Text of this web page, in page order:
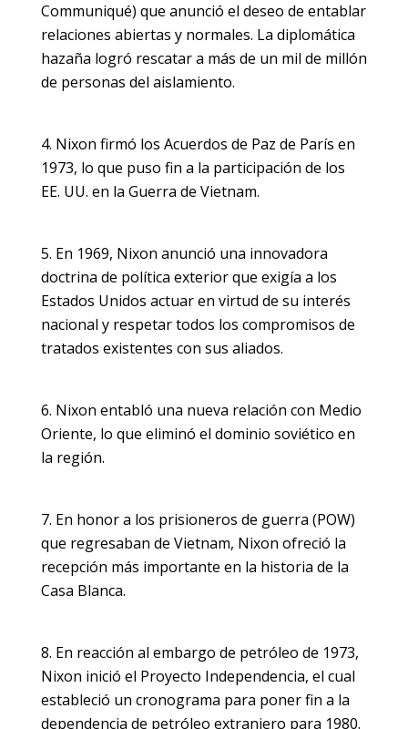
Communiqué) que anunció el deseo de entablar
relaciones abiertas y normales. La diplomática
hazaña logró rescatar a más de un mil de millón
de personas del aislamiento.
Nixon firmó los Acuerdos de Paz de París en
1973, lo que puso fin a la participación de los
EE. UU. en la Guerra de Vietnam.
En 1969, Nixon anunció una innovadora
doctrina de política exterior que exigía a los
Estados Unidos actuar en virtud de su interés
nacional y respetar todos los compromisos de
tratados existentes con sus aliados.
Nixon entabló una nueva relación con Medio
Oriente, lo que eliminó el dominio soviético en
la región.
En honor a los prisioneros de guerra (POW)
que regresaban de Vietnam, Nixon ofreció la
recepción más importante en la historia de la
Casa Blanca.
En reacción al embargo de petróleo de 1973,
Nixon inició el Proyecto Independencia, el cual
estableció un cronograma para poner fin a la
dependencia de petróleo extranjero para 1980.